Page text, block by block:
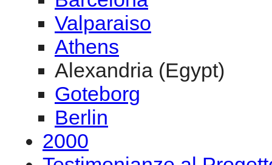
Valparaiso
Athens
Alexandria (Egypt)
Goteborg
Berlin
2000